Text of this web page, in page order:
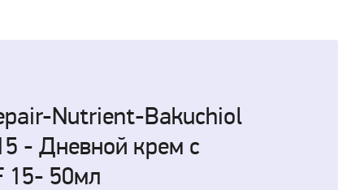
Nutrient-Bakuchiol
- Дневной крем с
15- 50мл